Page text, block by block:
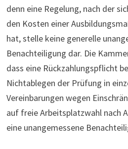
denn eine Regelung, nach der
den Kosten einer
hat, stelle keine generelle
Benachteiligung dar. Die
dass eine Rückzahlungspflicht
Nichtablegen der Prüfung in
Vereinbarungen wegen
auf freie Arbeits­platz­wahl nach
eine unan­ge­mes­sene